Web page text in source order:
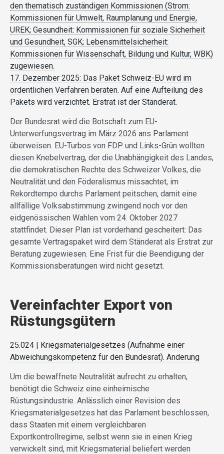
den thematisch zuständigen Kommissionen (Strom:
Kommissionen für Umwelt, Raumplanung und Energie,
UREK; Gesundheit: Kommissionen für soziale Sicherheit
und Gesundheit, SGK; Lebensmittelsicherheit:
Kommissionen für Wissenschaft, Bildung und Kultur, WBK)
zugewiesen.
17. Dezember 2025: Das Paket Schweiz-EU wird im
ordentlichen Verfahren beraten. Auf eine Aufteilung des
Pakets wird verzichtet. Erstrat ist der Ständerat.
Der Bundesrat wird die Botschaft zum EU-
Unterwerfungsvertrag im März 2026 ans Parlament
überweisen. EU-Turbos von FDP und Links-Grün wollten
diesen Knebelvertrag, der die Unabhängigkeit des Landes,
die demokratischen Rechte des Schweizer Volkes, die
Neutralität und den Föderalismus missachtet, im
Rekordtempo durchs Parlament peitschen, damit eine
allfällige Volksabstimmung zwingend noch vor den
eidgenössischen Wahlen vom 24. Oktober 2027
stattfindet. Dieser Plan ist vorderhand gescheitert: Das
gesamte Vertragspaket wird dem Ständerat als Erstrat zur
Beratung zugewiesen. Eine Frist für die Beendigung der
Kommissionsberatungen wird nicht gesetzt.
Vereinfachter Export von
Rüstungsgütern
25.024 | Kriegsmaterialgesetzes (Aufnahme einer
Abweichungskompetenz für den Bundesrat). Änderung
Um die bewaffnete Neutralität aufrecht zu erhalten,
benötigt die Schweiz eine einheimische
Rüstungsindustrie. Anlässlich einer Revision des
Kriegsmaterialgesetzes hat das Parlament beschlossen,
dass Staaten mit einem vergleichbaren
Exportkontrollregime, selbst wenn sie in einen Krieg
verwickelt sind, mit Kriegsmaterial beliefert werden